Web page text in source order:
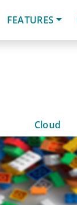
FEATURES
Cloud